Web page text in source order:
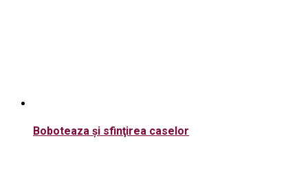
Boboteaza şi sfinţirea caselor